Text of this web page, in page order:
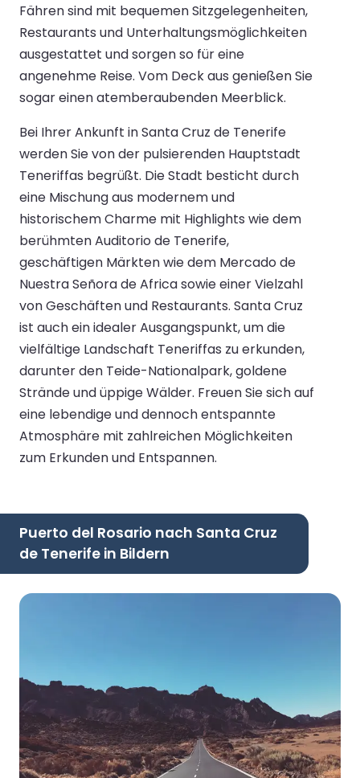
Fähren sind mit bequemen Sitzgelegenheiten,
Restaurants und Unterhaltungsmöglichkeiten
ausgestattet und sorgen so für eine
angenehme Reise. Vom Deck aus genießen Sie
sogar einen atemberaubenden Meerblick.
Bei Ihrer Ankunft in Santa Cruz de Tenerife
werden Sie von der pulsierenden Hauptstadt
Teneriffas begrüßt. Die Stadt besticht durch
eine Mischung aus modernem und
historischem Charme mit Highlights wie dem
berühmten Auditorio de Tenerife,
geschäftigen Märkten wie dem Mercado de
Nuestra Señora de Africa sowie einer Vielzahl
von Geschäften und Restaurants. Santa Cruz
ist auch ein idealer Ausgangspunkt, um die
vielfältige Landschaft Teneriffas zu erkunden,
darunter den Teide-Nationalpark, goldene
Strände und üppige Wälder. Freuen Sie sich auf
eine lebendige und dennoch entspannte
Atmosphäre mit zahlreichen Möglichkeiten
zum Erkunden und Entspannen.
Puerto del Rosario nach Santa Cruz
de Tenerife in Bildern